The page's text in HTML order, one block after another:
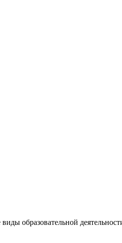
образовательной